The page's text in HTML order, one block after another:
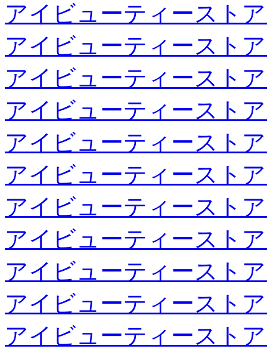
アイビューティースト
アイビューティースト
アイビューティースト
アイビューティースト
アイビューティースト
アイビューティースト
アイビューティースト
アイビューティースト
アイビューティースト
アイビューティースト
アイビューティースト